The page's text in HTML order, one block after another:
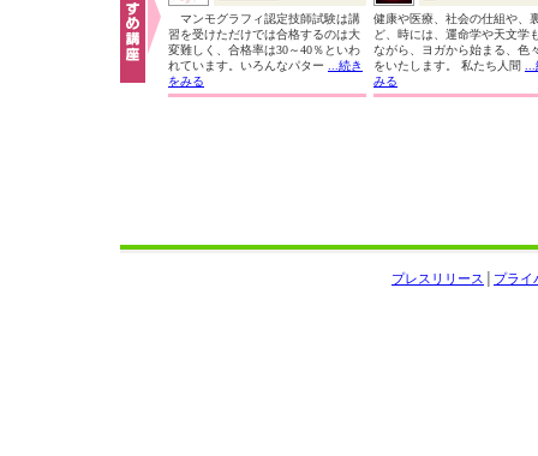
マンモグラフィ認定技師試験は講
習を受けただけでは合格するのは大
変難しく、合格率は30～40％といわ
れています。いろんなパター
...続き
をみる
健康や医療、社会の仕組や、
ど、時には、運命学や天文学
ながら、ヨガから始まる、色
をいたします。 私たち人間
みる
プライ
プレスリリース